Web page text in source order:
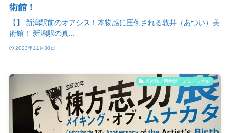
術館！
【】 新潟駅前のオアシス！本物感に圧倒される敦井（あつい）美
術館！ 新潟駅の真...
2023年11月30日
美術館・博物館・ミュージカル